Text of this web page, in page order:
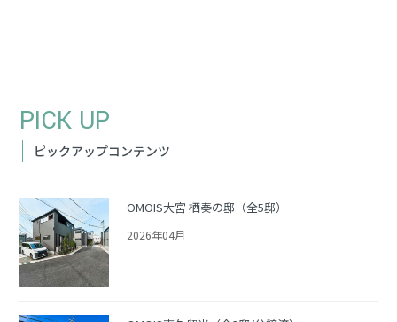
PICK UP
ピックアップコンテンツ
OMOIS大宮 栖奏の邸（全5邸）
2026年04月